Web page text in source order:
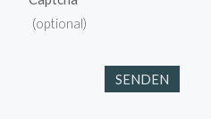
(optional)
SENDEN